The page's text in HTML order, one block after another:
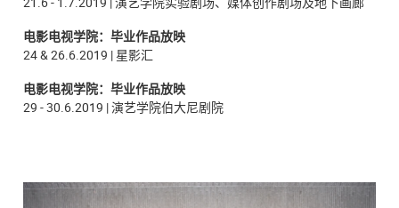
电影电视学院：毕业作品放映
24 & 26.6.2019 | 星影汇
电影电视学院：毕业作品放映
29 - 30.6.2019 |演艺学院伯大尼剧院